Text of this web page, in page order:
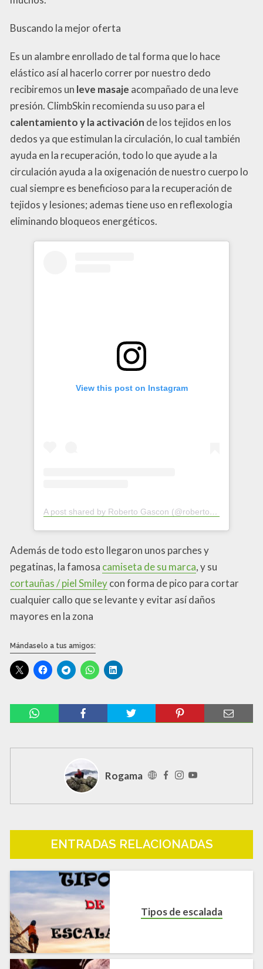
Buscando la mejor oferta
Es un alambre enrollado de tal forma que lo hace
elástico así al hacerlo correr por nuestro dedo
recibiremos un leve masaje acompañado de una leve
presión. ClimbSkin recomienda su uso para el
calentamiento y laactivación de los tejidos en los
dedos ya que estimulan la circulación, lo cual también
ayuda en la recuperación, todo lo que ayude a la
circulación ayuda a la oxigenación de nuestro cuerpo lo
cual siempre es beneficioso para la recuperación de
tejidos y lesiones; ademas tiene uso en reflexologia
eliminando bloqueos energéticos.
View this post on Instagram
A post shared by Roberto Gascon (@roberto.rogama)
Además de todo esto llegaron unos parches y
pegatinas, la famosa camiseta de su marca, y su
cortauñas / piel Smileycon forma de pico para cortar
cualquier callo que se levante y evitar así daños
mayores en la zona
Mándaselo a tus amigos:
Rogama
ENTRADAS RELACIONADAS
Tipos de escalada